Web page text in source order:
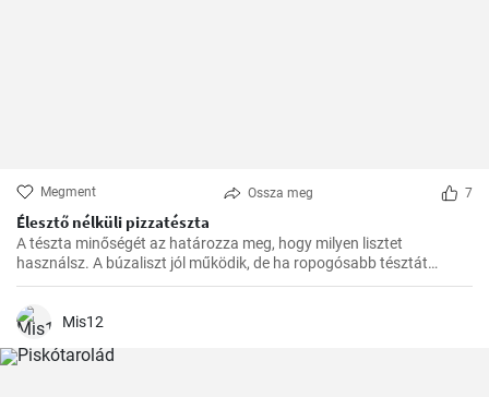
Megment Ossza meg 7
Élesztő nélküli pizzatészta
A tészta minőségét az határozza meg, hogy milyen lisztet
használsz. A búzaliszt jól működik, de ha ropogósabb tésztát
szeretnél, használj finomított lisztet.
Mis12